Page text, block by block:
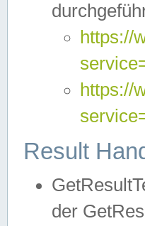
https://
https://
Result
der